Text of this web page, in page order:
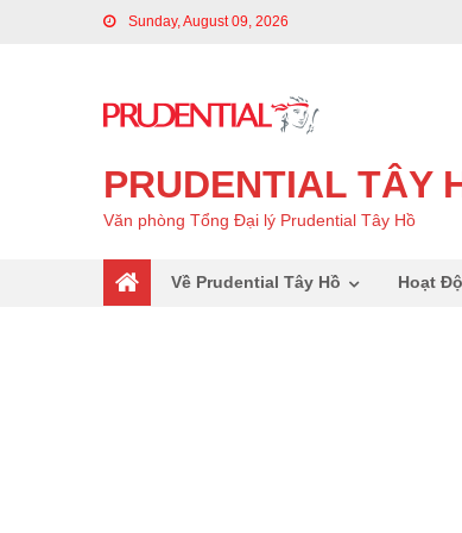
Sunday, August 09, 2026
PRUDENTIAL TÂY
Văn phòng Tổng Đại lý Prudential Tây Hồ
Về Prudential Tây Hồ Hoạt